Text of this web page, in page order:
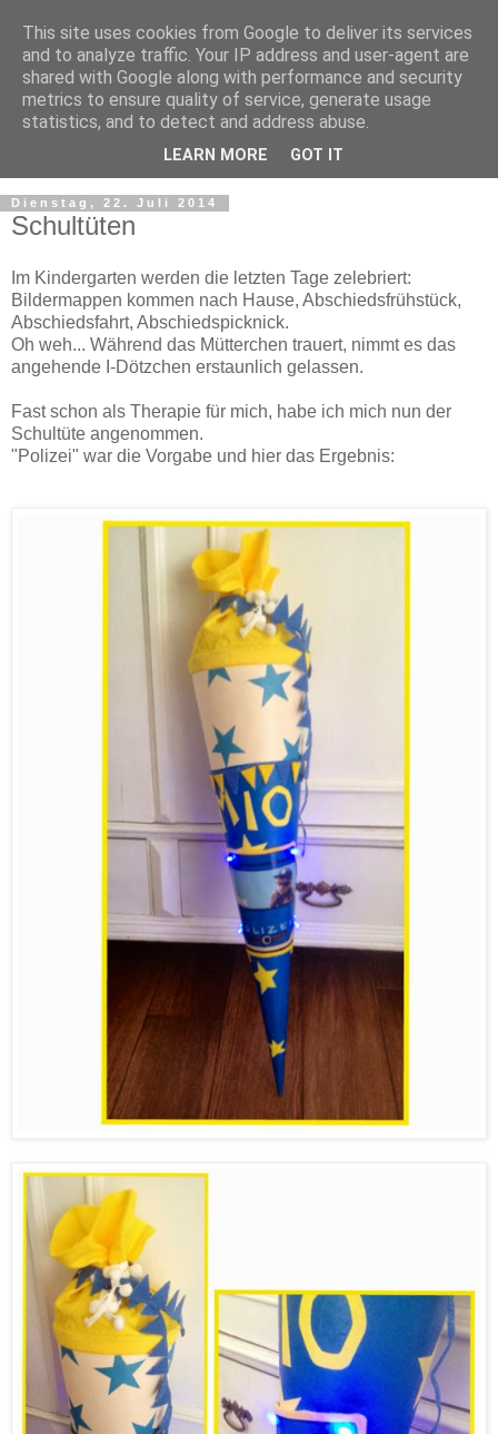
Dienstag, 22. Juli 2014
Schultüten
Im Kindergarten werden die letzten Tage zelebriert:
Bildermappen kommen nach Hause, Abschiedsfrühstück,
Abschiedsfahrt, Abschiedspicknick.
Oh weh... Während das Mütterchen trauert, nimmt es das
angehende I-Dötzchen erstaunlich gelassen.
Fast schon als Therapie für mich, habe ich mich nun der
Schultüte angenommen.
"Polizei" war die Vorgabe und hier das Ergebnis:
This site uses cookies from Google to deliver its services
and to analyze traffic. Your IP address and user-agent are
shared with Google along with performance and security
metrics to ensure quality of service, generate usage
statistics, and to detect and address abuse.
LEARN MORE GOT IT